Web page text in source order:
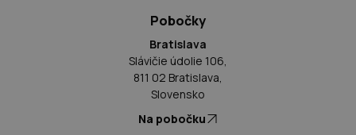
Pobočky
Bratislava
Slávičie údolie 106,
811 02 Bratislava,
Slovensko
Na pobočku